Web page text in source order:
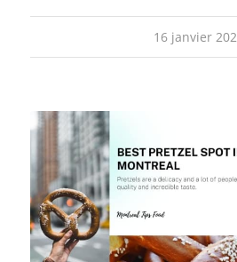
16 janvier